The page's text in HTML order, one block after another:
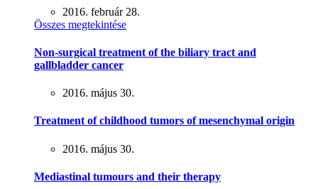
2016. február 28.
Összes megtekintése
Non-surgical treatment of the biliary tract and
gallbladder cancer
2016. május 30.
Treatment of childhood tumors of mesenchymal origin
2016. május 30.
Mediastinal tumours and their therapy